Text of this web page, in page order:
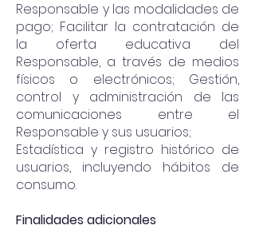
Responsable y las modalidades de
pago; Facilitar la contratación de
la oferta educativa del
Responsable, a través de medios
físicos o electrónicos; Gestión,
control y administración de las
comunicaciones entre el
Responsable y sus usuarios;
Estadística y registro histórico de
usuarios, incluyendo hábitos de
consumo.
Finalidades adicionales